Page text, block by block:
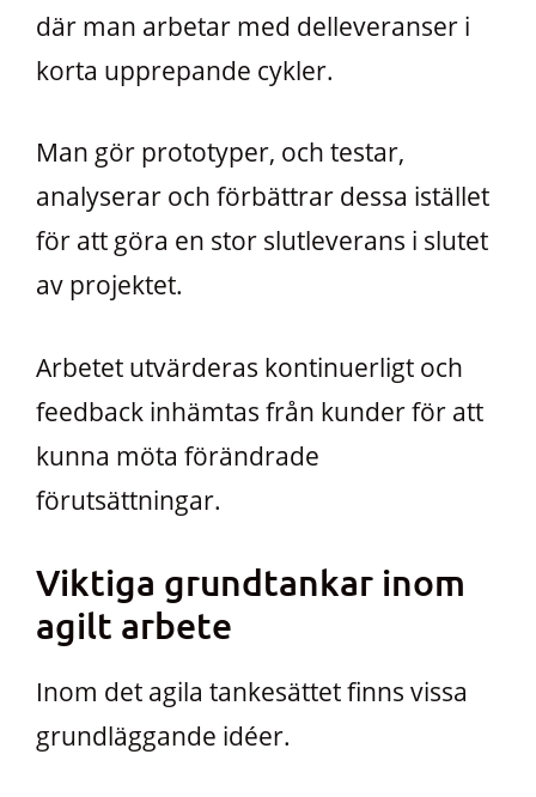
där man arbetar med delleveranser i
korta upprepande cykler.
Man gör prototyper, och testar,
analyserar och förbättrar dessa istället
för att göra en stor slutleverans i slutet
av projektet.
Arbetet utvärderas kontinuerligt och
feedback inhämtas från kunder för att
kunna möta förändrade
förutsättningar.
Viktiga grundtankar inom
agilt arbete
Inom det agila tankesättet finns vissa
grundläggande idéer.